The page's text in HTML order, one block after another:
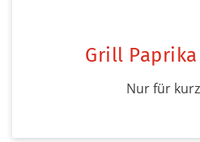
Grill
Nur für